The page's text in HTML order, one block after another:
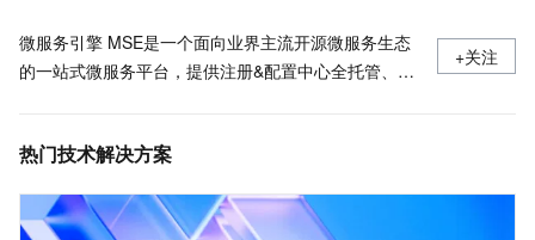
微服务引擎 MSE是一个面向业界主流开源微服务生态
的一站式微服务平台，提供注册&配置中心全托管、云
+关注
热门技术解决方案